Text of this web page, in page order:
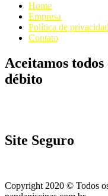
Home
Empresa
Política de
Contato
Aceitamos
débito
Site Seguro
Copyright 2020 © Todos